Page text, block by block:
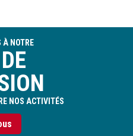
À NOTRE
NOS ACTIVITÉS